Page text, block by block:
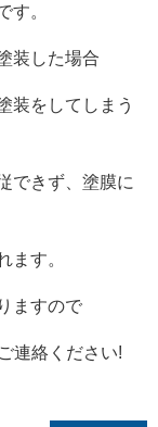
す。
装した場合
装をしてしまう
できず、塗膜に
ます。
ますので
連絡ください!